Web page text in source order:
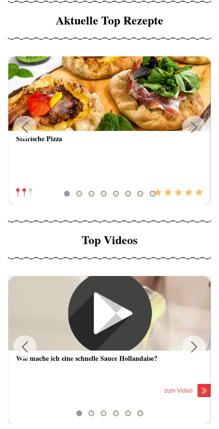
Aktuelle Top Rezepte
Steirische Pizza
Previous
Top Videos
Wie mache ich eine schnelle Sauce Hollandaise?
zum Video
Previous